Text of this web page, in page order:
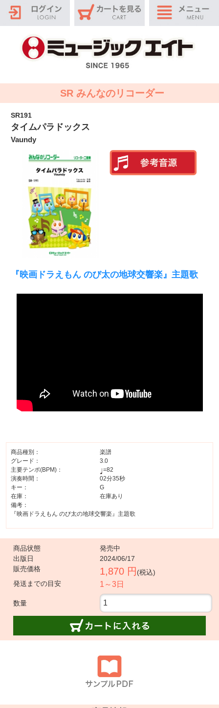
SR みんなのリコーダー
SR191
タイムパラドックス
Vaundy
『映画ドラえもん のび太の地球交響楽』主題歌
商品種別：
楽譜
グレード：
3.0
主要テンポ(BPM)：
=82
演奏時間：
02分35秒
キー：
G
在庫：
在庫あり
備考：
『映画ドラえもん のび太の地球交響楽』主題歌
商品状態
発売中
出版日
2024/06/17
販売価格
1,870 円 (税込)
発送までの目安
1～3日
数量